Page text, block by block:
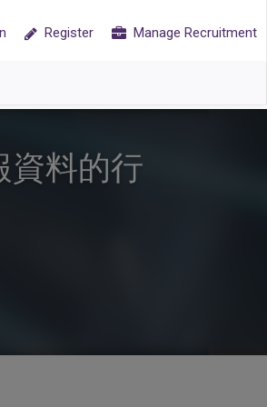
Register Manage Recruitment
資料的行